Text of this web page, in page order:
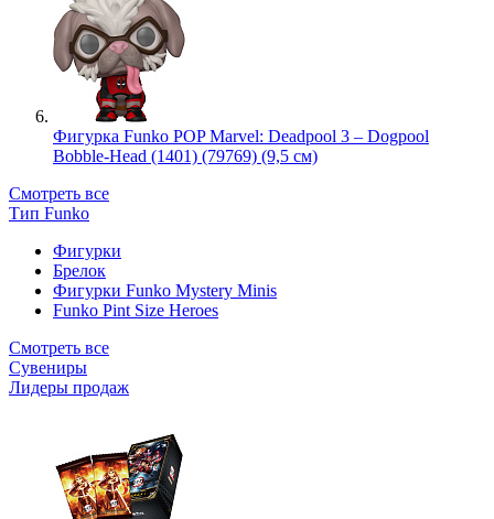
Фигурка Funko POP Marvel: Deadpool 3 – Dogpool
Bobble-Head (1401) (79769) (9,5 см)
Смотреть все
Тип Funko
Фигурки
Брелок
Фигурки Funko Mystery Minis
Funko Pint Size Heroes
Смотреть все
Сувениры
Лидеры продаж